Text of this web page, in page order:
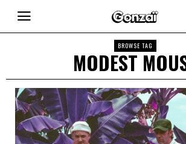
BROWSE TAG
MODEST